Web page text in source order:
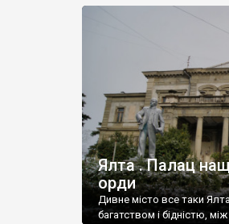
Ялта . Палац
орди
Дивне місто все таки
багатством і бідністю,